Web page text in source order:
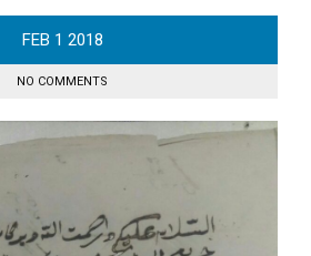
FEB 1 2018
NO COMMENTS